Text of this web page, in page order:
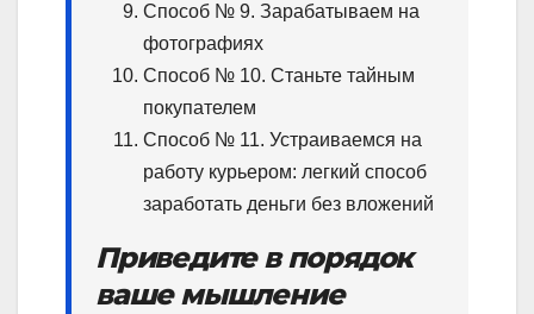
Способ № 9. Зарабатываем на
фотографиях
Способ № 10. Станьте тайным
покупателем
Способ № 11. Устраиваемся на
работу курьером: легкий способ
заработать деньги без вложений
Приведите в порядок
ваше мышление